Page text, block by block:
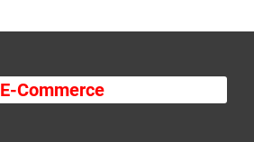
E-Commerce